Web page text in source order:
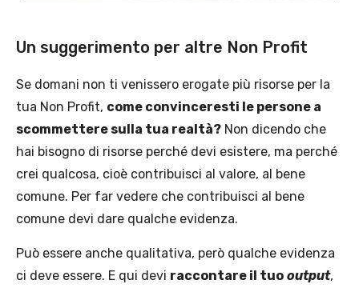
Un suggerimento per altre Non Profit
Se domani non ti venissero erogate più risorse per la
tua Non Profit, come convinceresti le persone a
scommettere sulla tua realtà? Non dicendo che
hai bisogno di risorse perché devi esistere, ma perché
crei qualcosa, cioè contribuisci al valore, al bene
comune. Per far vedere che contribuisci al bene
comune devi dare qualche evidenza.
Può essere anche qualitativa, però qualche evidenza
ci deve essere. E qui devi raccontare il tuo output,